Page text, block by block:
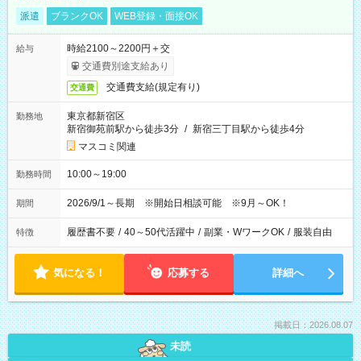
派遣 ブランクOK WEB登録・面接OK
給与
時給2100～2200円＋交
交通費別途支給あり
交通費 交通費支給(規定有り)
勤務地
東京都新宿区
新宿御苑前駅から徒歩3分 / 新宿三丁目駅から徒歩4分
マスコミ関連
勤務時間 10:00～19:00
期間 2026/9/1～長期 ※開始日相談可能 ※9月～OK！
特徴 履歴書不要 / 40～50代活躍中 / 副業・WワークOK / 服装自由
気になる！ 応募する 詳細へ
掲載日：2026.08.07
未読